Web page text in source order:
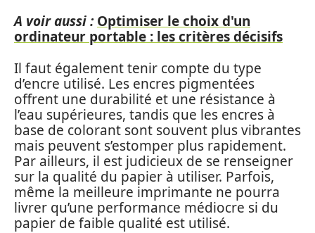
A voir aussi : Optimiser le choix d'un
ordinateur portable : les critères décisifs
Il faut également tenir compte du type
d’encre utilisé. Les encres pigmentées
offrent une durabilité et une résistance à
l’eau supérieures, tandis que les encres à
base de colorant sont souvent plus vibrantes
mais peuvent s’estomper plus rapidement.
Par ailleurs, il est judicieux de se renseigner
sur la qualité du papier à utiliser. Parfois,
même la meilleure imprimante ne pourra
livrer qu’une performance médiocre si du
papier de faible qualité est utilisé.